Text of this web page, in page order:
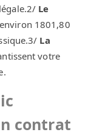
Le
1801,80
La
votre
contrat